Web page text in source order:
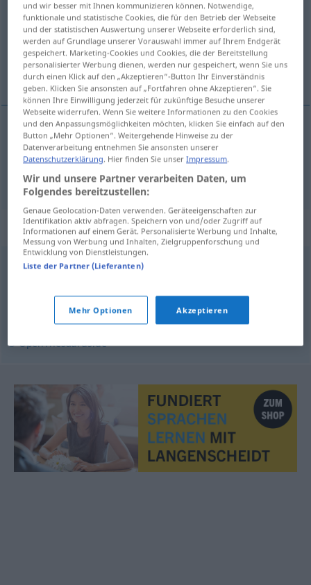
Übersicht aller Übersetzungen
(Für mehr Details die Übersetzung anklicken/antippen)
előjegyez, rendel, elkönyvel
előjegyez,rendel buchen Platz
(el)könyvel buchen HANDEL
Synonyme für "buchen"
festhalten erfassen
reservieren,vorbestellen
© OpenThesaurus.de
und wir besser mit Ihnen kommunizieren können. Notwendige,
funktionale und statistische Cookies, die für den Betrieb der Webseite
und der statistischen Auswertung unserer Webseite erforderlich sind,
werden auf Grundlage unserer Vorauswahl immer auf Ihrem Endgerät
gespeichert. Marketing-Cookies und Cookies, die der Bereitstellung
personalisierter Werbung dienen, werden nur gespeichert, wenn Sie uns
durch einen Klick auf den „Akzeptieren“-Button Ihr Einverständnis
geben. Klicken Sie ansonsten auf „Fortfahren ohne Akzeptieren“. Sie
können Ihre Einwilligung jederzeit für zukünftige Besuche unserer
Webseite widerrufen. Wenn Sie weitere Informationen zu den Cookies
und den Anpassungsmöglichkeiten möchten, klicken Sie einfach auf den
Button „Mehr Optionen“. Weitergehende Hinweise zu der
Datenverarbeitung entnehmen Sie ansonsten unserer
Datenschutzerklärung. Hier finden Sie unserImpressum.
Wir und unsere Partner verarbeiten Daten, um
Folgendes bereitzustellen:
Genaue Geolocation-Daten verwenden. Geräteeigenschaften zur
Identifikation aktiv abfragen. Speichern von und/oder Zugriff auf
Informationen auf einem Gerät. Personalisierte Werbung und Inhalte,
Messung von Werbung und Inhalten, Zielgruppenforschung und
Entwicklung von Dienstleistungen.
Liste der Partner (Lieferanten)
Mehr Optionen Akzeptieren